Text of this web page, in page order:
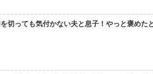
切っても気付かない夫と息子！やっと褒めた